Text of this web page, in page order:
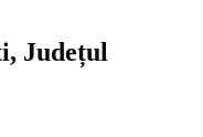
etnică este